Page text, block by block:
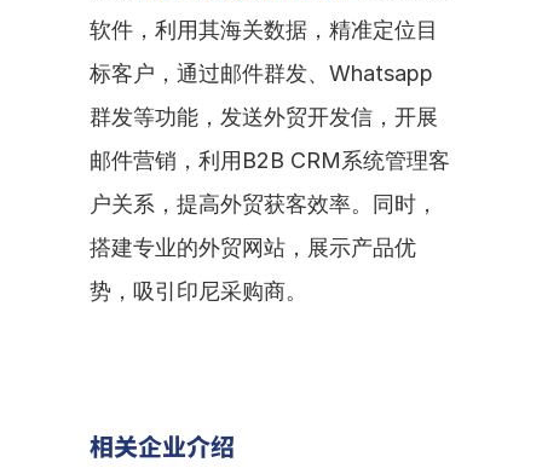
软件，利用其海关数据，精准定位目
标客户，通过邮件群发、Whatsapp
群发等功能，发送外贸开发信，开展
邮件营销，利用B2B CRM系统管理客
户关系，提高外贸获客效率。同时，
搭建专业的外贸网站，展示产品优
势，吸引印尼采购商。
相关企业介绍